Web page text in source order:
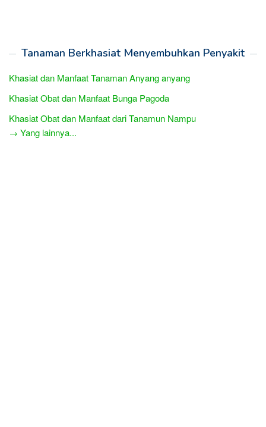
Tanaman Berkhasiat Menyembuhkan Penyakit
Khasiat dan Manfaat Tanaman Anyang anyang
Khasiat Obat dan Manfaat Bunga Pagoda
Khasiat Obat dan Manfaat dari Tanamun Nampu
→ Yang lainnya...